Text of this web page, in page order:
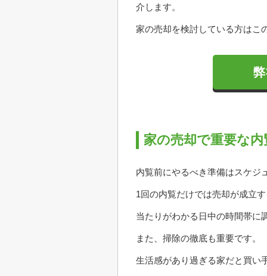
介します。
家の売却を検討している方はこ
家の売却で重要な
内覧前にやるべき準備はスケジ
1回の内覧だけでは売却が成立
当たりがわかる日中の時間帯に
また、掃除の徹底も重要です。
生活感があり過ぎる家だと買い